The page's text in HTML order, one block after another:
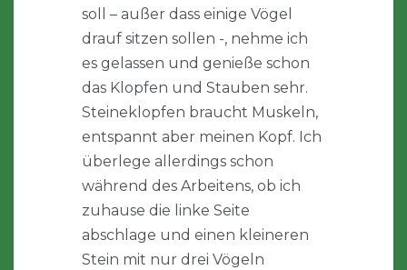
soll – außer dass einige Vögel
drauf sitzen sollen -, nehme ich
es gelassen und genieße schon
das Klopfen und Stauben sehr.
Steineklopfen braucht Muskeln,
entspannt aber meinen Kopf. Ich
überlege allerdings schon
während des Arbeitens, ob ich
zuhause die linke Seite
abschlage und einen kleineren
Stein mit nur drei Vögeln